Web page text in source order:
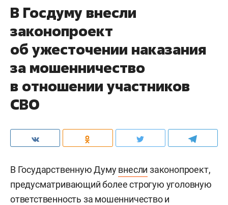
В Госдуму внесли
законопроект
об ужесточении наказания
за мошенничество
в отношении участников
СВО
В Государственную Думувнесли законопроект,
предусматривающий более строгую уголовную
ответственность за мошенничество и